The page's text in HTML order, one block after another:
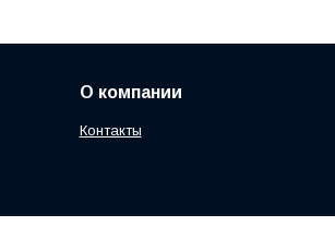
О компании
Контакты